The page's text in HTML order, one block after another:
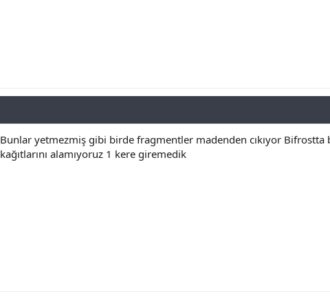
Bunlar yetmezmiş gibi birde fragmentler madenden cıkıyor
kağıtlarını alamıyoruz 1 kere giremedik